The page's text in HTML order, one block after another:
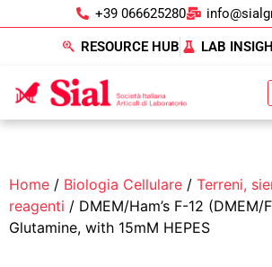
+39 066625280
RESOURCE HUB LAB
Home / Biologia Cellulare / Terreni,
reagenti / DMEM/Ham’s F-12 (DMEM/
Glutamine, with 15mM HEPES